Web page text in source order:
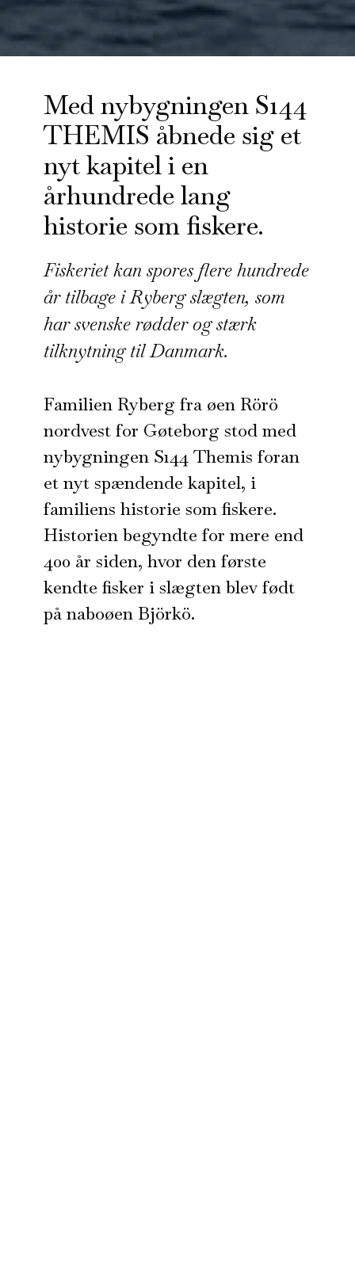
Med nybygningen S144
THEMIS åbnede sig et
nyt kapitel i en
århundrede lang
historie som fiskere.
Fiskeriet kan spores flere hundrede
år tilbage i Ryberg slægten, som
har svenske rødder og stærk
tilknytning til Danmark.
Familien Ryberg fra øen Rörö
nordvest for Gøteborg stod med
nybygningen S144 Themis foran
et nyt spændende kapitel, i
familiens historie som fiskere.
Historien begyndte for mere end
400 år siden, hvor den første
kendte fisker i slægten blev født
på naboøen Björkö.